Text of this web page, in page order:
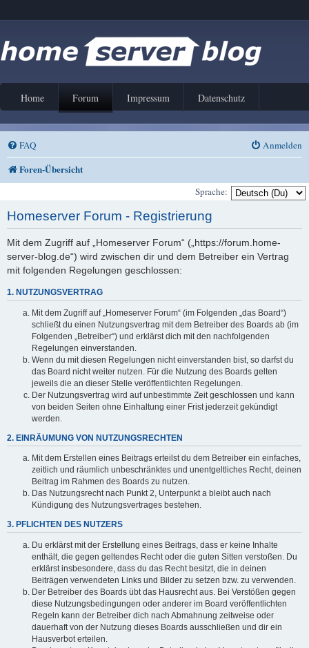
Home Forum Impressum Datenschutz
FAQ Anmelden
Foren-Übersicht
Sprache:
Homeserver Forum - Registrierung
Mit dem Zugriff auf „Homeserver Forum“ („https://forum.home-
server-blog.de“) wird zwischen dir und dem Betreiber ein Vertrag
mit folgenden Regelungen geschlossen:
1. NUTZUNGSVERTRAG
Mit dem Zugriff auf „Homeserver Forum“ (im Folgenden „das Board“)
schließt du einen Nutzungsvertrag mit dem Betreiber des Boards ab (im
Folgenden „Betreiber“) und erklärst dich mit den nachfolgenden
Regelungen einverstanden.
Wenn du mit diesen Regelungen nicht einverstanden bist, so darfst du
das Board nicht weiter nutzen. Für die Nutzung des Boards gelten
jeweils die an dieser Stelle veröffentlichten Regelungen.
Der Nutzungsvertrag wird auf unbestimmte Zeit geschlossen und kann
von beiden Seiten ohne Einhaltung einer Frist jederzeit gekündigt
werden.
2. EINRÄUMUNG VON NUTZUNGSRECHTEN
Mit dem Erstellen eines Beitrags erteilst du dem Betreiber ein einfaches,
zeitlich und räumlich unbeschränktes und unentgeltliches Recht, deinen
Beitrag im Rahmen des Boards zu nutzen.
Das Nutzungsrecht nach Punkt 2, Unterpunkt a bleibt auch nach
Kündigung des Nutzungsvertrages bestehen.
3. PFLICHTEN DES NUTZERS
Du erklärst mit der Erstellung eines Beitrags, dass er keine Inhalte
enthält, die gegen geltendes Recht oder die guten Sitten verstoßen. Du
erklärst insbesondere, dass du das Recht besitzt, die in deinen
Beiträgen verwendeten Links und Bilder zu setzen bzw. zu verwenden.
Der Betreiber des Boards übt das Hausrecht aus. Bei Verstößen gegen
diese Nutzungsbedingungen oder anderer im Board veröffentlichten
Regeln kann der Betreiber dich nach Abmahnung zeitweise oder
dauerhaft von der Nutzung dieses Boards ausschließen und dir ein
Hausverbot erteilen.